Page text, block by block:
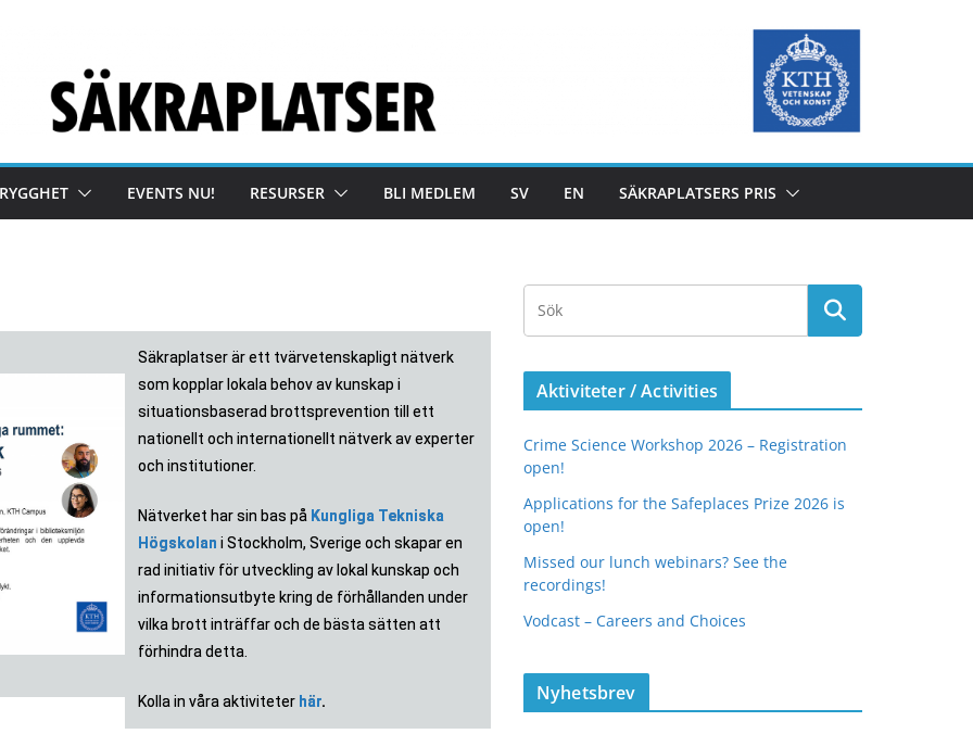
EVENTS NU! RESURSER BLI MEDLEM SV EN SÄKRAPLATSERS PRIS
Säkraplatser är ett tvärvetenskapligt nätverk
som kopplar lokala behov av kunskap i
situationsbaserad brottsprevention till ett
nationellt och internationellt nätverk av experter
och institutioner.
Nätverket har sin bas på Kungliga Tekniska
Högskolan i Stockholm, Sverige och skapar en
rad initiativ för utveckling av lokal kunskap och
informationsutbyte kring de förhållanden under
vilka brott inträffar och de bästa sätten att
förhindra detta.
Kolla in våra aktiviteter här.
Aktiviteter / Activities
Crime Science Workshop 2026 – Registration
open!
Applications for the Safeplaces Prize 2026 is
open!
Missed our lunch webinars? See the
recordings!
Vodcast – Careers and Choices
Nyhetsbrev